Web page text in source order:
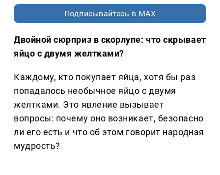
Подписывайтесь в MAX
Двойной сюрприз в скорлупе: что скрывает
яйцо с двумя желтками?
Каждому, кто покупает яйца, хотя бы раз
попадалось необычное яйцо с двумя
желтками. Это явление вызывает
вопросы: почему оно возникает, безопасно
ли его есть и что об этом говорит народная
мудрость?